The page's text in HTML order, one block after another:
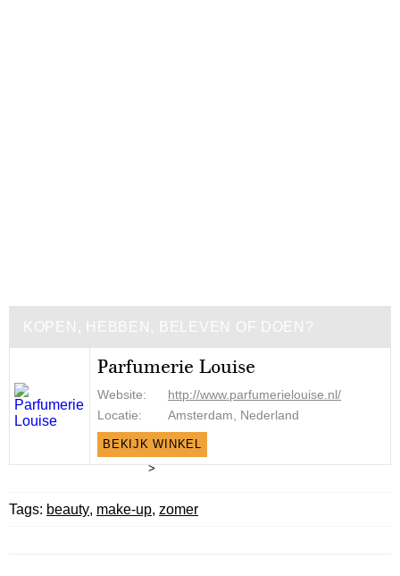
KOPEN, HEBBEN, BELEVEN OF DOEN?
Parfumerie Louise
Website:
http://www.parfumerielouise.nl/
Locatie:
Amsterdam, Nederland
BEKIJK WINKEL
>
Tags: beauty, make-up, zomer